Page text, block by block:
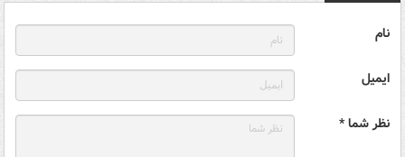
نام
ایمیل
نظر شما *